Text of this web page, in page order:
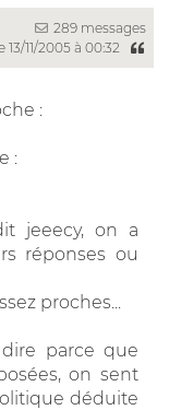
289 messages
13/11/2005 à 00:32
:
:
jeeecy, on a
réponses ou
proches...
parce que
on sent
déduite